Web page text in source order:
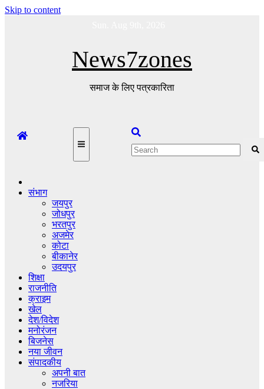
Skip to content
News7zones
समाज के लिए पत्रकारिता
संभाग
जयपुर
जोधपुर
भरतपुर
अजमेर
कोटा
बीकानेर
उदयपुर
शिक्षा
राजनीति
क्राइम
खेल
देश/विदेश
मनोरंजन
बिजनेस
नया जीवन
संपादकीय
अपनी बात
नजरिया